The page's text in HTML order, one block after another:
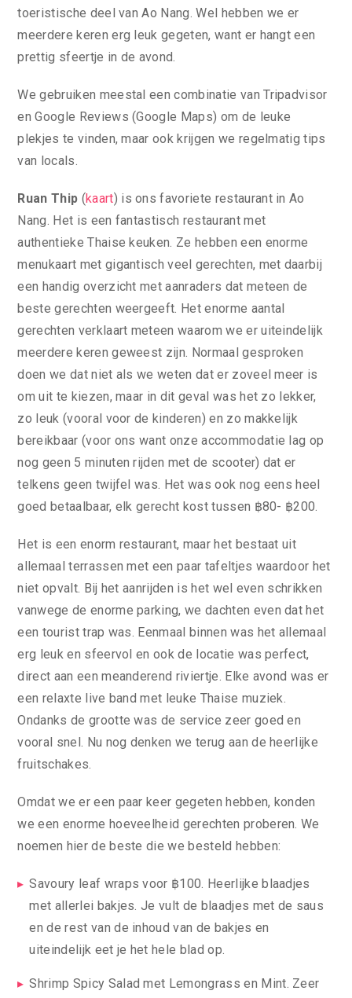
toeristische deel van Ao Nang. Wel hebben we er
meerdere keren erg leuk gegeten, want er hangt een
prettig sfeertje in de avond.
We gebruiken meestal een combinatie van Tripadvisor
en Google Reviews (Google Maps) om de leuke
plekjes te vinden, maar ook krijgen we regelmatig tips
van locals.
Ruan Thip (kaart) is ons favoriete restaurant in Ao
Nang. Het is een fantastisch restaurant met
authentieke Thaise keuken. Ze hebben een enorme
menukaart met gigantisch veel gerechten, met daarbij
een handig overzicht met aanraders dat meteen de
beste gerechten weergeeft. Het enorme aantal
gerechten verklaart meteen waarom we er uiteindelijk
meerdere keren geweest zijn. Normaal gesproken
doen we dat niet als we weten dat er zoveel meer is
om uit te kiezen, maar in dit geval was het zo lekker,
zo leuk (vooral voor de kinderen) en zo makkelijk
bereikbaar (voor ons want onze accommodatie lag op
nog geen 5 minuten rijden met de scooter) dat er
telkens geen twijfel was. Het was ook nog eens heel
goed betaalbaar, elk gerecht kost tussen ฿80- ฿200.
Het is een enorm restaurant, maar het bestaat uit
allemaal terrassen met een paar tafeltjes waardoor het
niet opvalt. Bij het aanrijden is het wel even schrikken
vanwege de enorme parking, we dachten even dat het
een tourist trap was. Eenmaal binnen was het allemaal
erg leuk en sfeervol en ook de locatie was perfect,
direct aan een meanderend riviertje. Elke avond was er
een relaxte live band met leuke Thaise muziek.
Ondanks de grootte was de service zeer goed en
vooral snel. Nu nog denken we terug aan de heerlijke
fruitschakes.
Omdat we er een paar keer gegeten hebben, konden
we een enorme hoeveelheid gerechten proberen. We
noemen hier de beste die we besteld hebben:
Savoury leaf wraps voor ฿100. Heerlijke blaadjes
met allerlei bakjes. Je vult de blaadjes met de saus
en de rest van de inhoud van de bakjes en
uiteindelijk eet je het hele blad op.
Shrimp Spicy Salad met Lemongrass en Mint. Zeer